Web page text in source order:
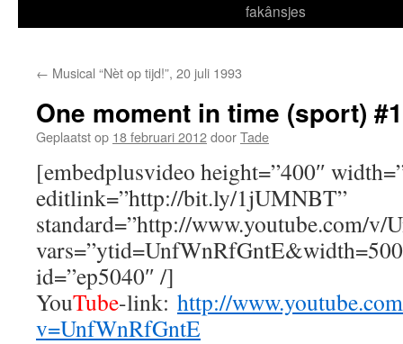
fakânsjes
← Musical “Nèt op tijd!”, 20 juli 1993
One moment in time (sport) #1
Geplaatst op 18 februari 2012doorTade
[embedplusvideo height=”400″
editlink=”http://bit.ly/1jUMNBT”
standard=”http://www.youtube.com/v/
id=”ep5040″ /]
YouTube-link: http://
v=UnfWnRfGntE